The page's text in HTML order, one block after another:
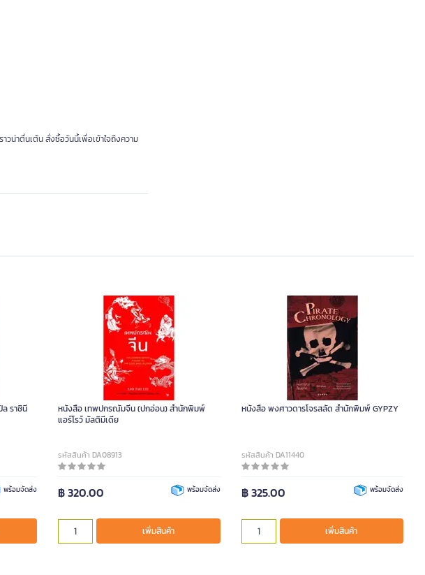
น่าตื่นเต้น สั่งซื้อวันนี้เพื่อเข้าใจถึงความ
ราชินี
พร้อมจัดส่ง
หนังสือ เทพปกรณัมจีน (ปกอ่อน) สำนักพิมพ์
แอร์โรว์ มัลติมีเดีย
รหัสสินค้า DA08913
฿ 320.00 พร้อมจัดส่ง
เพิ่มสินค้า
หนังสือ พงศาวดารโจรสลัด สำนักพิมพ์ GYPZY
รหัสสินค้า DA11440
฿ 325.00 พร้อมจัดส่ง
เพิ่มสินค้า